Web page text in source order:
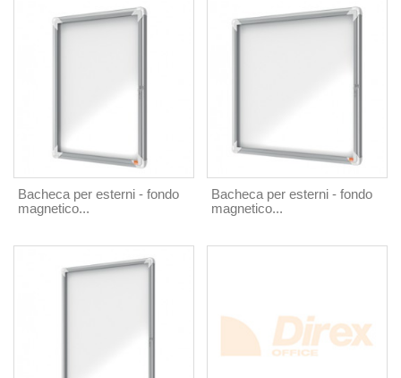
Bacheca per esterni - fondo
magnetico...
Bacheca per esterni - fondo
magnetico...